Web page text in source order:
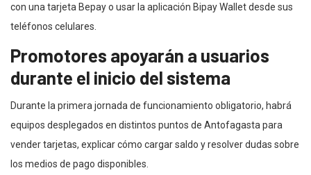
con una tarjeta Bepay o usar la aplicación Bipay Wallet desde sus
teléfonos celulares.
Promotores apoyarán a usuarios
durante el inicio del sistema
Durante la primera jornada de funcionamiento obligatorio, habrá
equipos desplegados en distintos puntos de Antofagasta para
vender tarjetas, explicar cómo cargar saldo y resolver dudas sobre
los medios de pago disponibles.